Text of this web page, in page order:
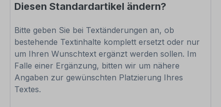
Diesen Standardartikel ändern?
Bitte geben Sie bei Textänderungen an, ob
bestehende Textinhalte komplett ersetzt oder nur
um Ihren Wunschtext ergänzt werden sollen. Im
Falle einer Ergänzung, bitten wir um nähere
Angaben zur gewünschten Platzierung Ihres
Textes.